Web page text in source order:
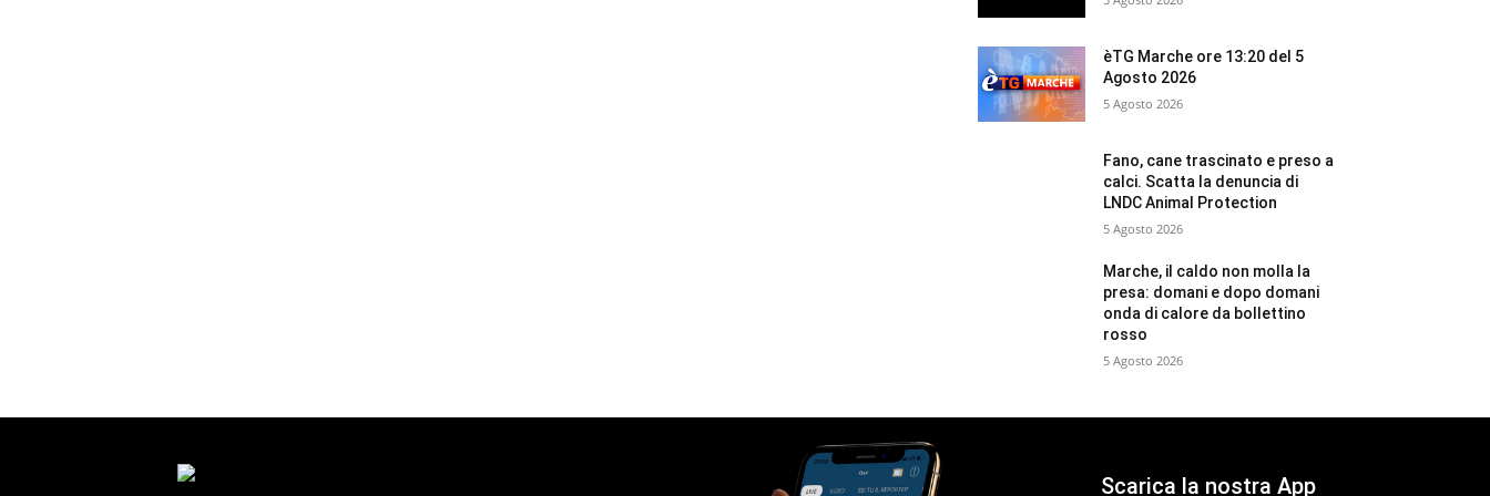
èTG Marche ore 13:20 del 5
Agosto 2026
5 Agosto 2026
Fano, cane trascinato e preso a
calci. Scatta la denuncia di
LNDC Animal Protection
5 Agosto 2026
Marche, il caldo non molla la
presa: domani e dopo domani
onda di calore da bollettino
rosso
5 Agosto 2026
Scarica la nostra App